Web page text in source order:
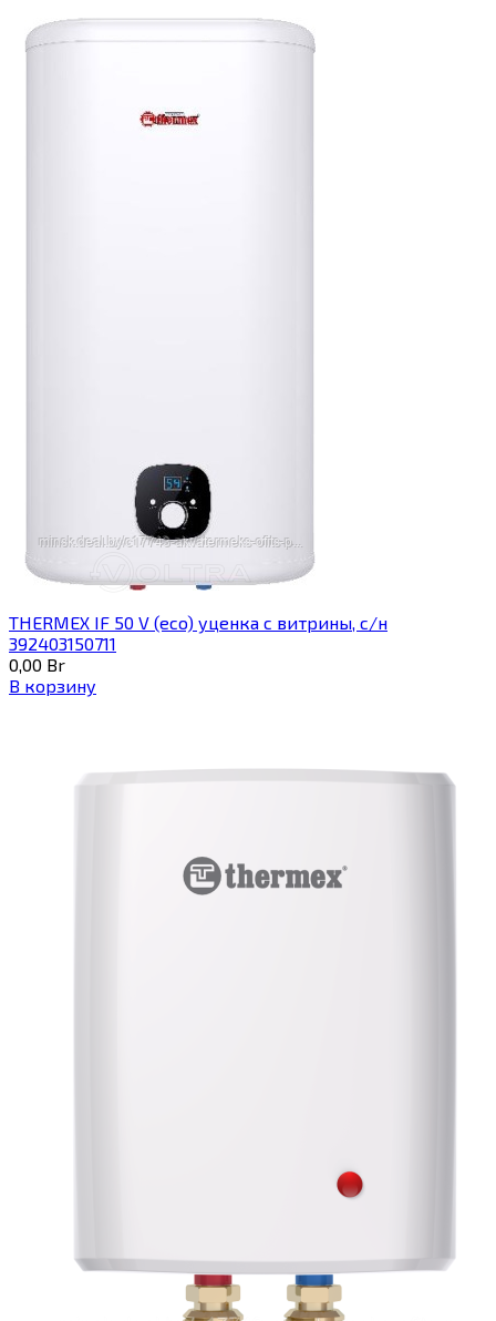
THERMEX IF 50 V (eco) уценка c витрины, с/н
392403150711
0,00 Br
В корзину